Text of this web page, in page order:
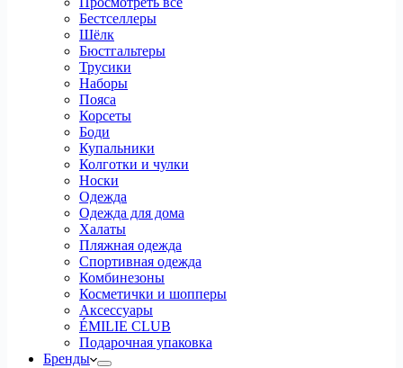
Бестселлеры
Шёлк
Бюстгальтеры
Трусики
Наборы
Пояса
Корсеты
Боди
Купальники
Колготки и чулки
Носки
Одежда
Одежда для дома
Халаты
Пляжная одежда
Спортивная одежда
Комбинезоны
Косметички и шопперы
Аксессуары
ÉMILIE CLUB
Подарочная упаковка
Бренды